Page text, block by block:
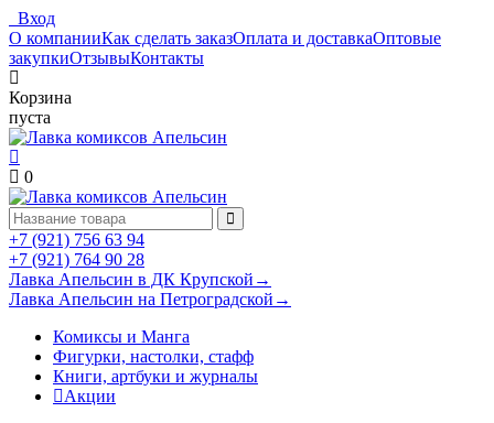
Вход
О компанииКак сделать заказОплата и доставкаОптовые
закупкиОтзывыКонтакты
Корзина
пуста
0
+7 (921) 756 63 94
+7 (921) 764 90 28
Лавка Апельсин в ДК Крупской →
Лавка Апельсин на Петроградской →
Комиксы и Манга
Фигурки, настолки, стафф
Книги, артбуки и журналы
Акции